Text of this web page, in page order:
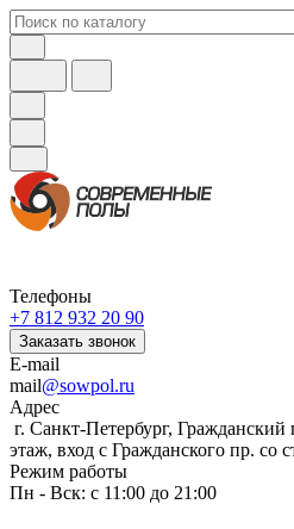
Телефоны
+7 812 932 20 90
Заказать звонок
E-mail
mail@sowpol.ru
Адрес
г. Санкт-Петербург,
этаж, вход с Гражданского пр. со
Режим работы
Пн - Вск: с 11:00 до 21:00